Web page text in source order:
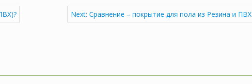
Next: Next
post:
Сравнение – покрытие для пола из Резина и ПВХ